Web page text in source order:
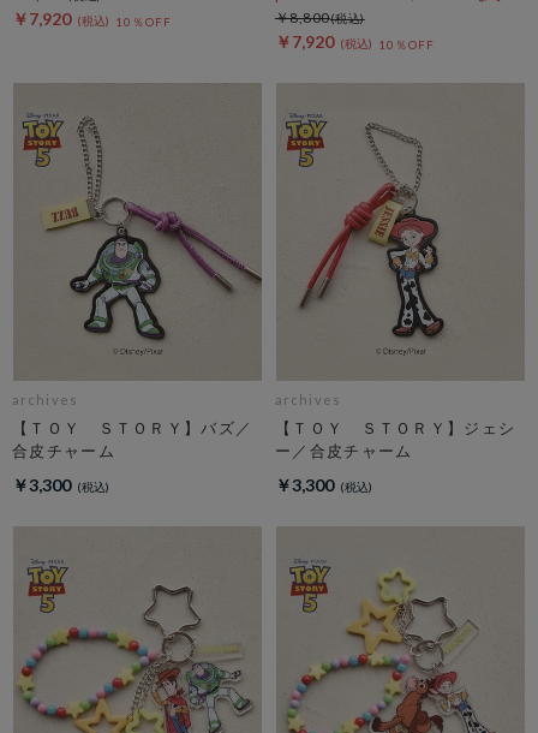
￥7,920 10％OFF
￥7,920 10％OFF
￥8,800
archives
【ＴＯＹ ＳＴＯＲＹ】バズ／
合皮チャーム
￥3,300
archives
【ＴＯＹ ＳＴＯＲＹ】ジェシ
ー／合皮チャーム
￥3,300